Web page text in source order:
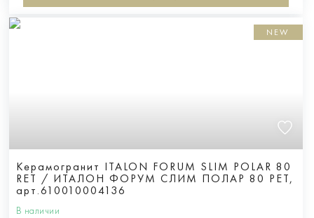
NEW
Керамогранит ITALON FORUM SLIM POLAR 80
RET / ИТАЛОН ФОРУМ СЛИМ ПОЛАР 80 РЕТ,
арт.610010004136
В наличии